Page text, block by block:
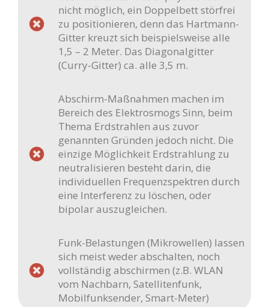
nicht möglich, ein Doppelbett störfrei
zu positionieren, denn das Hartmann-
Gitter kreuzt sich beispielsweise alle
1,5 – 2 Meter. Das Diagonalgitter
(Curry-Gitter) ca. alle 3,5 m.
Abschirm-Maßnahmen machen im
Bereich des Elektrosmogs Sinn, beim
Thema Erdstrahlen aus zuvor
genannten Gründen jedoch nicht. Die
einzige Möglichkeit Erdstrahlung zu
neutralisieren besteht darin, die
individuellen Frequenzspektren durch
eine Interferenz zu löschen, oder
bipolar auszugleichen.
Funk-Belastungen (Mikrowellen) lassen
sich meist weder abschalten, noch
vollständig abschirmen (z.B. WLAN
vom Nachbarn, Satellitenfunk,
Mobilfunksender, Smart-Meter)